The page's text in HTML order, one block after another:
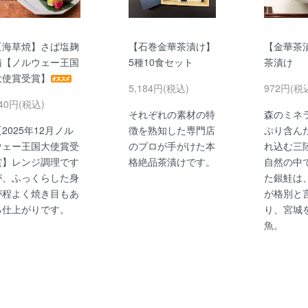
草焼】さば塩麹
ノルウェー王国
賞受賞】
円(税込)
年12月ノル
ー王国大使賞受
レンジ調理です
ふっくらした身
よく焼き目もあ
上がりです。
【石巻金華茶漬け】
5種10食セット
5,184円(税込)
それぞれの素材の特
徴を熟知した専門店
のプロが手がけた本
格絶品茶漬けです。
【金華
茶漬け
972円(税
森のミネ
ぷり含ん
れ込む三
自然の中
た銀鮭は
が格別と
り、宮城
魚。